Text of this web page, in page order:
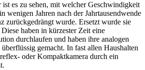
ist es zu sehen, mit welcher Geschwindigkeit
wenigen Jahren nach der Jahrtausendwende
zurückgedrängt wurde. Ersetzt wurde sie
haben in kürzester Zeit eine
durchlaufen und haben ihre analogen
gemacht. In fast allen Haushalten
oder Kompaktkamera durch ein